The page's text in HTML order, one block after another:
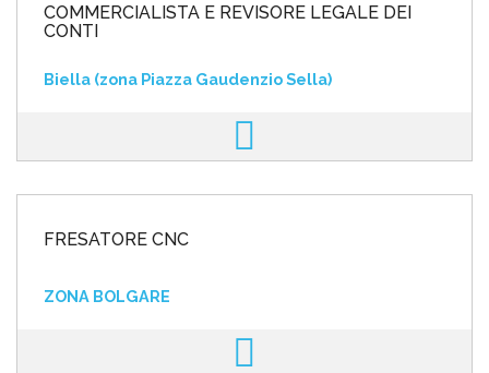
COMMERCIALISTA E REVISORE LEGALE DEI
CONTI
Biella (zona Piazza Gaudenzio Sella)
FRESATORE CNC
ZONA BOLGARE